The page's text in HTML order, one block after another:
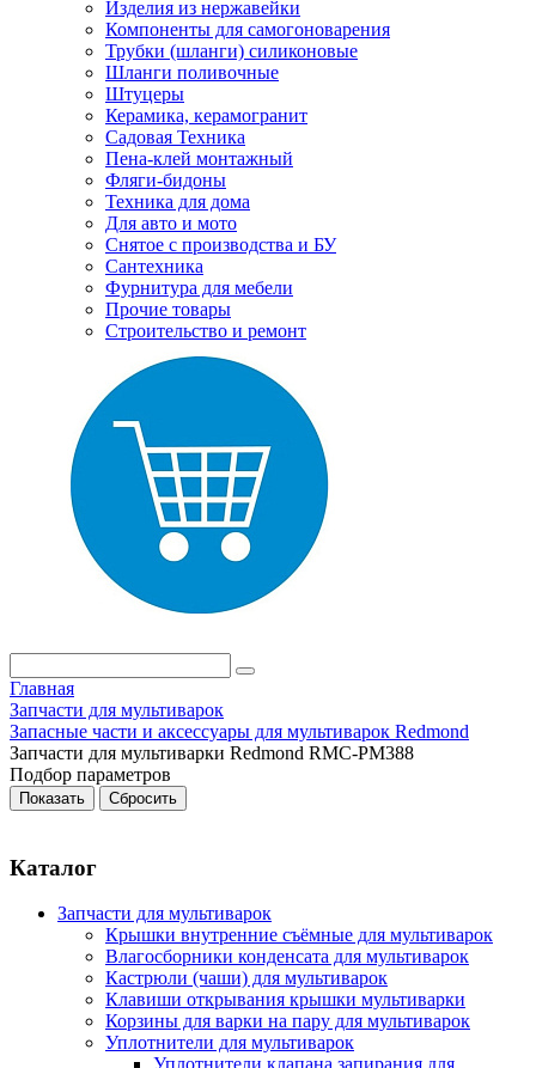
Изделия из нержавейки
Компоненты для самогоноварения
Трубки (шланги) силиконовые
Шланги поливочные
Штуцеры
Керамика, керамогранит
Садовая Техника
Пена-клей монтажный
Фляги-бидоны
Техника для дома
Для авто и мото
Снятое с производства и БУ
Сантехника
Фурнитура для мебели
Прочие товары
Строительство и ремонт
Главная
Запчасти для мультиварок
Запасные части и аксессуары для мультиварок Redmond
Запчасти для мультиварки Redmond RMC-PM388
Подбор параметров
Каталог
Запчасти для мультиварок
Крышки внутренние съёмные для мультиварок
Влагосборники конденсата для мультиварок
Кастрюли (чаши) для мультиварок
Клавиши открывания крышки мультиварки
Корзины для варки на пару для мультиварок
Уплотнители для мультиварок